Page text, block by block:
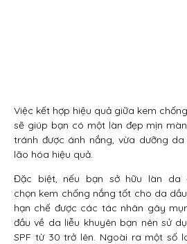
Việc kết hợp hiệu quả giữa kem
sẽ giúp bạn có một làn đẹp mịn
tránh được ánh nắng, vừa dưỡng
lão hóa hiệu quả.
Đặc biệt, nếu bạn sở hữu làn da
chọn kem chống nắng tốt cho da
hạn chế được các tác nhân gây
đầu về da liễu khuyên bạn nên sử
SPF từ 30 trở lên. Ngoài ra một số